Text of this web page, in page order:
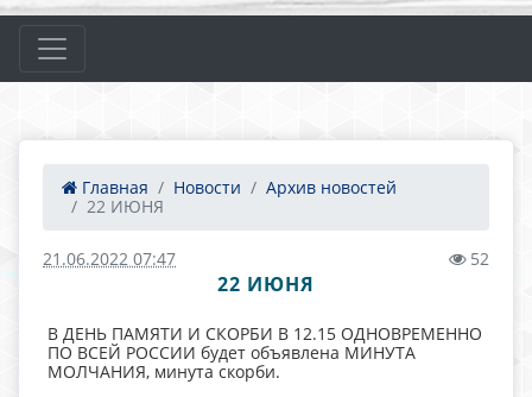
Главная Новости
Архив новостей
22 ИЮНЯ
21.06.2022 07:47 52
22 ИЮНЯ
В ДЕНЬ ПАМЯТИ И СКОРБИ В 12.15 ОДНОВРЕМЕННО
ПО ВСЕЙ РОССИИ будет объявлена МИНУТА
МОЛЧАНИЯ, минута скорби.